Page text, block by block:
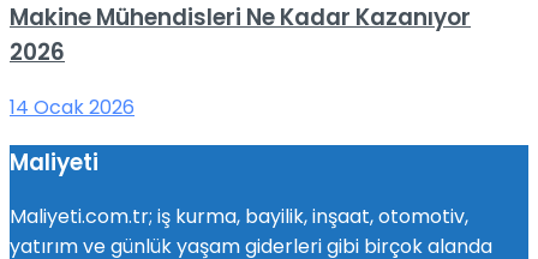
Makine Mühendisleri Ne Kadar Kazanıyor
2026
14 Ocak 2026
Maliyeti
Maliyeti.com.tr; iş kurma, bayilik, inşaat, otomotiv,
yatırım ve günlük yaşam giderleri gibi birçok alanda